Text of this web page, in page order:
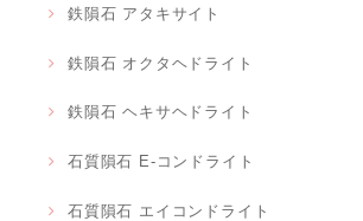
鉄隕石 アタキサイト
鉄隕石 オクタヘドライト
鉄隕石 ヘキサヘドライト
石質隕石 E-コンドライト
石質隕石 エイコンドライト